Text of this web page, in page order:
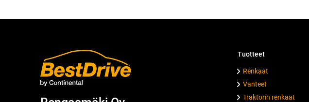
Tuotteet
Renkaat
Vanteet
Traktorin renkaat